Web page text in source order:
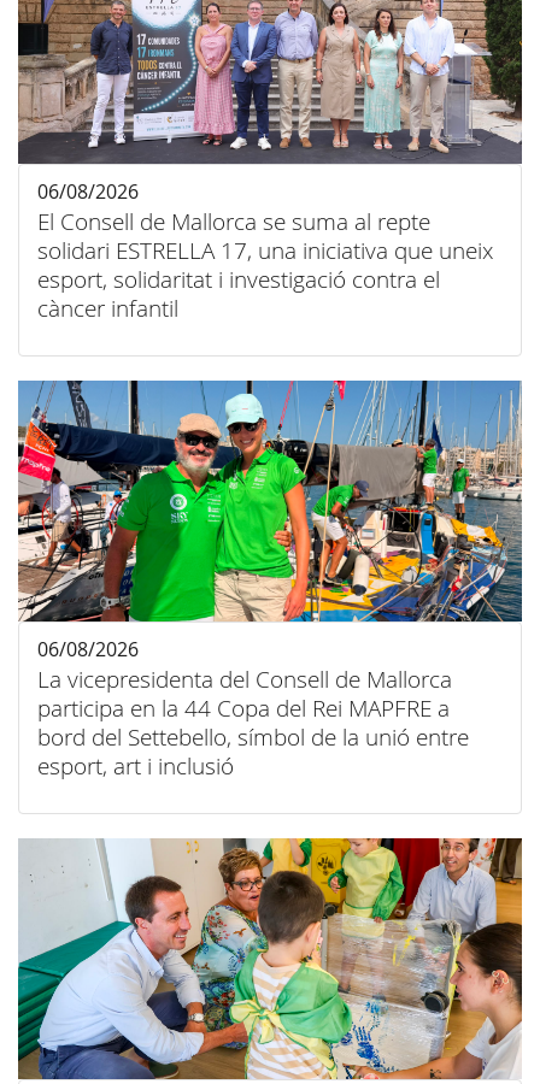
El Consell de Mallorca se suma al repte
solidari ESTRELLA 17, una iniciativa que uneix
esport, solidaritat i investigació contra el
càncer infantil
06/08/2026
La vicepresidenta del Consell de Mallorca
participa en la 44 Copa del Rei MAPFRE a
bord del Settebello, símbol de la unió entre
esport, art i inclusió
06/08/2026